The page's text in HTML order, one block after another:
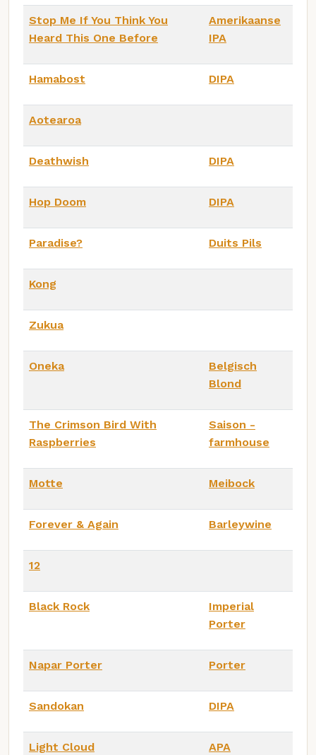
Stop Me If You Think You
Heard This One Before
Amerikaanse
IPA
Hamabost DIPA
Aotearoa
Deathwish DIPA
Hop Doom DIPA
Paradise? Duits Pils
Kong
Zukua
Oneka
Belgisch
Blond
The Crimson Bird With
Raspberries
Saison -
farmhouse
Motte Meibock
Forever & Again Barleywine
12
Black Rock
Imperial
Porter
Napar Porter Porter
Sandokan DIPA
Light Cloud APA